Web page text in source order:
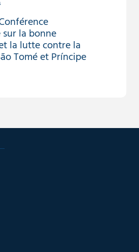
la bonne
la lutte contre la
Tomé et Príncipe